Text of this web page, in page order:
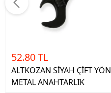
52.80 TL
ALTKOZAN SİYAH ÇİFT YÖN
METAL ANAHTARLIK